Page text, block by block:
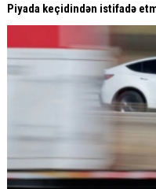
Piyada keçidindən istifadə